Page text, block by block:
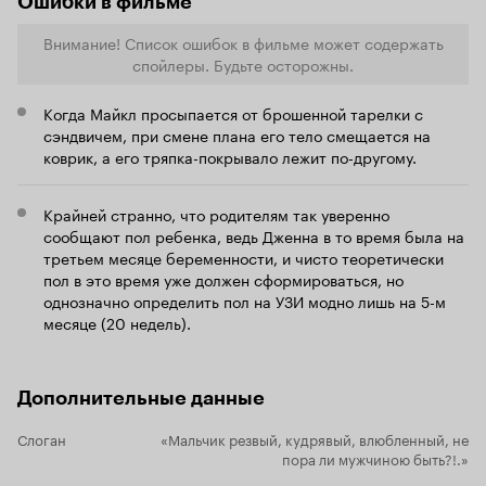
происходит самое житейское. И атмосфера у
фильма самая человеческая. Сразу вспомнился
'Развод по-американски', который похож на
кому не понравился 'Развод' - этот фильм
лучше не смотреть. Все банально. Фильм про
обычных людей, про нас и всех, кто живет
хоть и мелодрама. Про то, что каждый человек
в определенном возрасте подходит к моменту,
когда хочется создать семью, остепениться,
получить какое-то постоянство, но, чем
больше в голове созревает мысль, что с
постоянством придет конец всему остальному
- свободному пацанскому существованию,
что ты и раньше был привязан к одной девушке
и к одному месту - тогда ты был свободен и
делал это по собственной воле, а брак - это
слишком серьезно.... Про то, как люди
напрягаются, когда приходит время заводить
Внимание! Список ошибок в фильме может содержать
спойлеры. Будьте осторожны.
Когда Майкл просыпается от брошенной тарелки с
сэндвичем, при смене плана его тело смещается на
коврик, а его тряпка-покрывало лежит по-другому.
Крайней странно, что родителям так уверенно
сообщают пол ребенка, ведь Дженна в то время была на
третьем месяце беременности, и чисто теоретически
пол в это время уже должен сформироваться, но
однозначно определить пол на УЗИ модно лишь на 5-м
месяце (20 недель).
Дополнительные данные
Слоган
«Мальчик резвый, кудрявый, влюбленный, не
пора ли мужчиною быть?!.»